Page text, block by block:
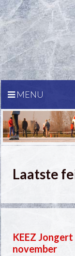
MENU
Laatste
KEEZ
november